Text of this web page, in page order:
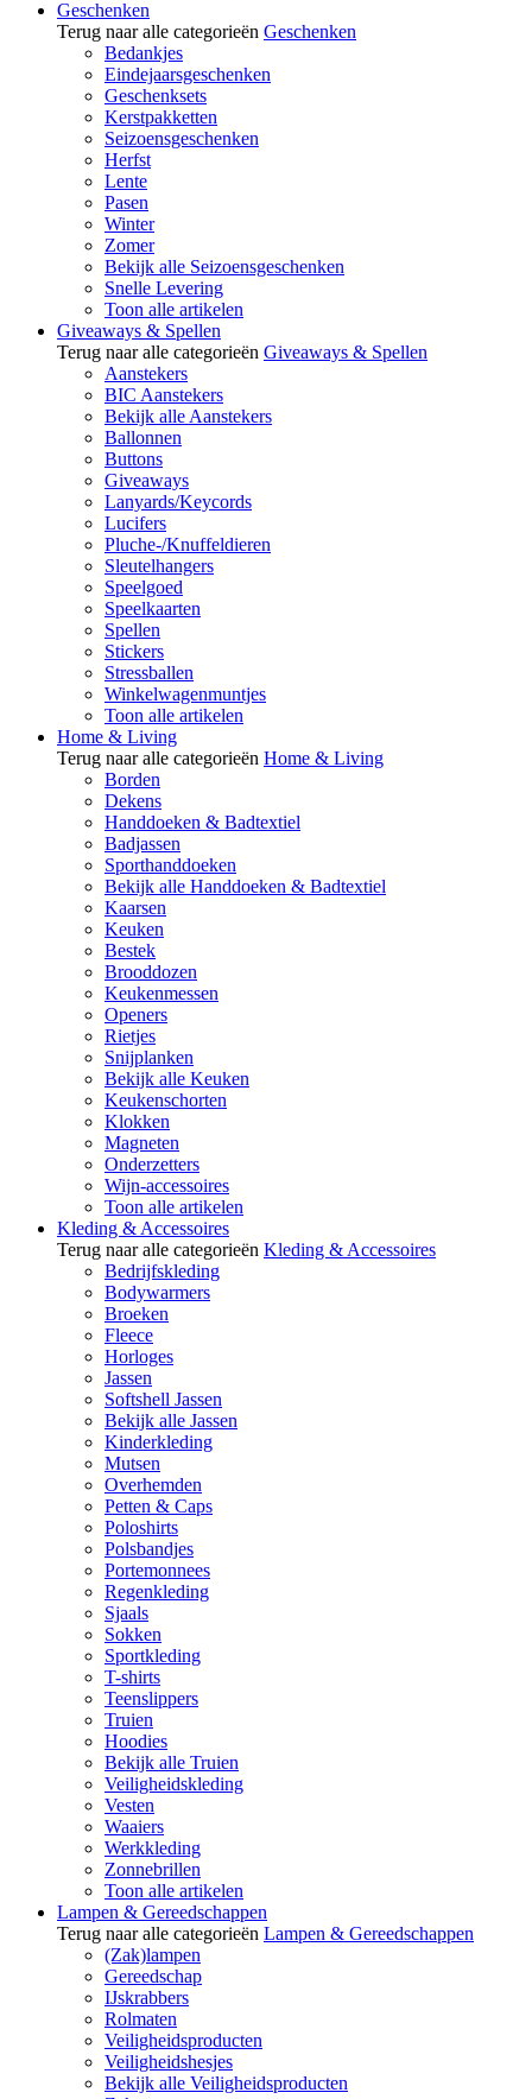
Geschenken
Terug naar alle categorieën Geschenken
Bedankjes
Eindejaarsgeschenken
Geschenksets
Kerstpakketten
Seizoensgeschenken
Herfst
Lente
Pasen
Winter
Zomer
Bekijk alle Seizoensgeschenken
Snelle Levering
Toon alle artikelen
Giveaways & Spellen
Terug naar alle categorieën Giveaways & Spellen
Aanstekers
BIC Aanstekers
Bekijk alle Aanstekers
Ballonnen
Buttons
Giveaways
Lanyards/Keycords
Lucifers
Pluche-/Knuffeldieren
Sleutelhangers
Speelgoed
Speelkaarten
Spellen
Stickers
Stressballen
Winkelwagenmuntjes
Toon alle artikelen
Home & Living
Terug naar alle categorieën Home & Living
Borden
Dekens
Handdoeken & Badtextiel
Badjassen
Sporthanddoeken
Bekijk alle Handdoeken & Badtextiel
Kaarsen
Keuken
Bestek
Brooddozen
Keukenmessen
Openers
Rietjes
Snijplanken
Bekijk alle Keuken
Keukenschorten
Klokken
Magneten
Onderzetters
Wijn-accessoires
Toon alle artikelen
Kleding & Accessoires
Terug naar alle categorieën Kleding & Accessoires
Bedrijfskleding
Bodywarmers
Broeken
Fleece
Horloges
Jassen
Softshell Jassen
Bekijk alle Jassen
Kinderkleding
Mutsen
Overhemden
Petten & Caps
Poloshirts
Polsbandjes
Portemonnees
Regenkleding
Sjaals
Sokken
Sportkleding
T-shirts
Teenslippers
Truien
Hoodies
Bekijk alle Truien
Veiligheidskleding
Vesten
Waaiers
Werkkleding
Zonnebrillen
Toon alle artikelen
Lampen & Gereedschappen
Terug naar alle categorieën Lampen & Gereedschappen
(Zak)lampen
Gereedschap
IJskrabbers
Rolmaten
Veiligheidsproducten
Veiligheidshesjes
Bekijk alle Veiligheidsproducten